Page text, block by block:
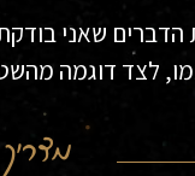
שאני
לצד דוגמה